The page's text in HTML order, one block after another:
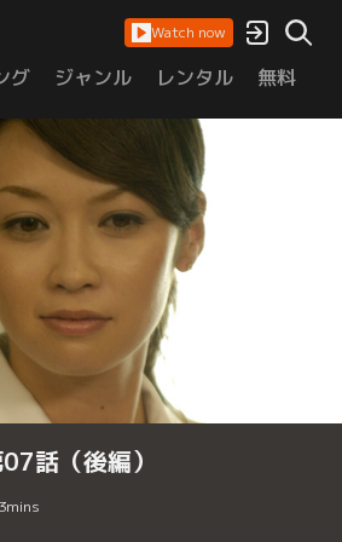
Watch now
グ ジャンル レンタル 無料
話（後編）
mins